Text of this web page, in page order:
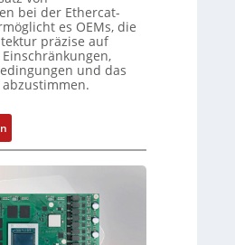
n
d
Z
u
s
n
ü
b
e
r
g
t
f
r
e
r
L
e
bei der Ethercat-
es OEMs, die
präzise auf
und das
F
l
x
i